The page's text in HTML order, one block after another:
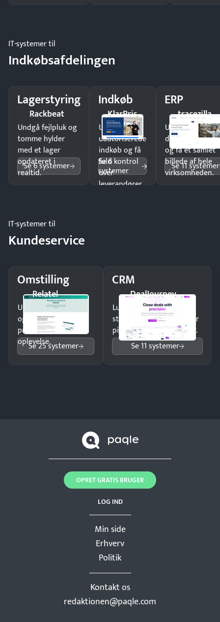
IT-systemer til
Indkøbsafdelingen
Lagerstyring
Rackbeat
Undgå fejlpluk og
tomme hylder
med et lager
opdateret i
realtid.
Se 6 systemer
Indkøb
KlarPris
Undgå
uautoriserede
indkøb og få
fuld kontrol
over
leverandører
Se 6
systemer
ERP
tracezilla
Undgå
og få ét samlet
billede af hele
virksomheden.
Se 11 systemer
IT-systemer til
Kundeservice
Omstilling
Relatel
Undgå tabte opkald
og giv kunderne en
professionel
oplevelse.
Se 25 systemer
CRM
DealJourney
Luk flere salg med et
struktureret overblik over
pipeline og opfølgninger.
Se 11 systemer
Min side
Erhverv
Politik
Kontakt os
redaktionen@paqle.com
LOG IND
OPRET GRATIS BRUGER